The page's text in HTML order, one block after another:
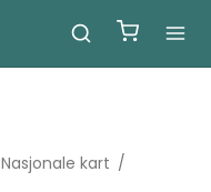
Nasjonale kart /